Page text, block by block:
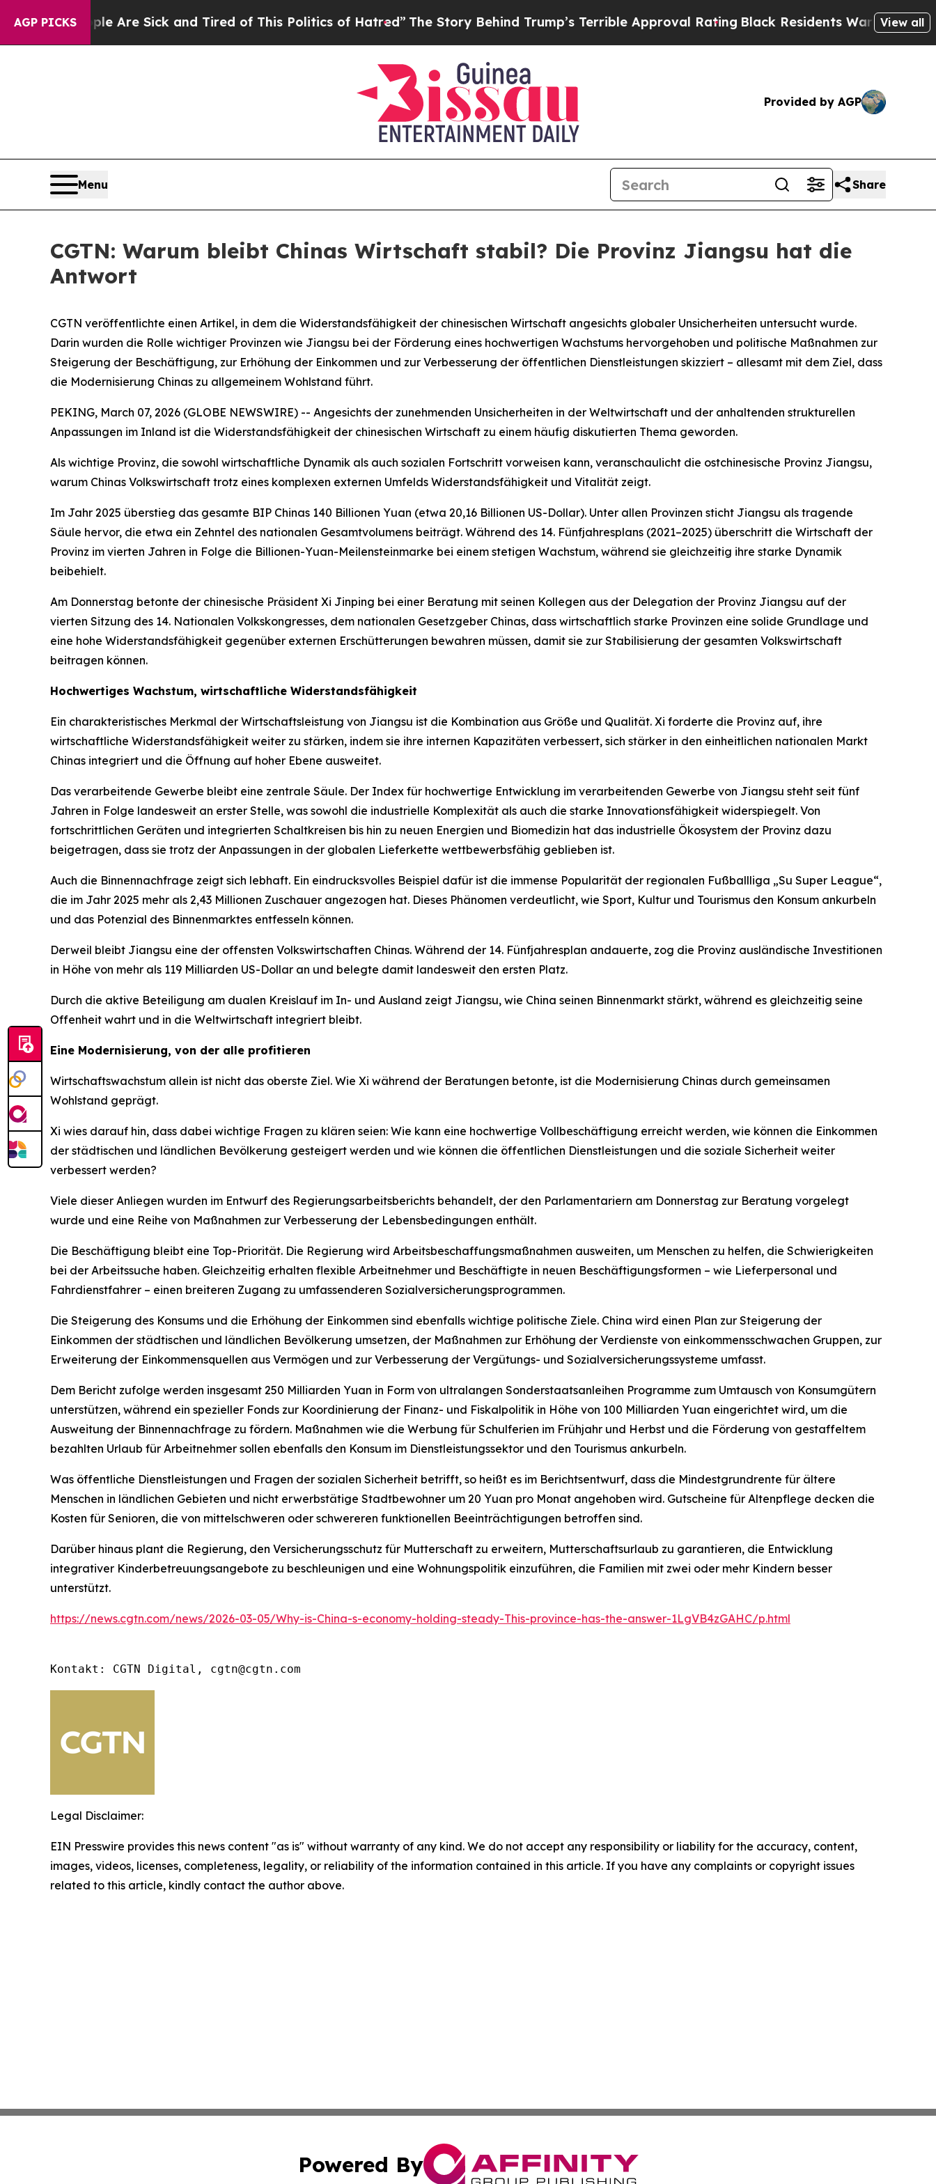
AGP PICKSAre Sick and Tired of This Politics of Hatred”The Story Behind Trump’s Terrible Approval RatingBlack Residents Warned of Abusive
View all
Provided by AGP
Menu Share
CGTN: Warum bleibt Chinas Wirtschaft stabil? Die Provinz Jiangsu hat die
Antwort
CGTN veröffentlichte einen Artikel, in dem die Widerstandsfähigkeit der chinesischen Wirtschaft angesichts globaler Unsicherheiten untersucht wurde.
Darin wurden die Rolle wichtiger Provinzen wie Jiangsu bei der Förderung eines hochwertigen Wachstums hervorgehoben und politische Maßnahmen zur
Steigerung der Beschäftigung, zur Erhöhung der Einkommen und zur Verbesserung der öffentlichen Dienstleistungen skizziert – allesamt mit dem Ziel, dass
die Modernisierung Chinas zu allgemeinem Wohlstand führt.
PEKING, March 07, 2026 (GLOBE NEWSWIRE) -- Angesichts der zunehmenden Unsicherheiten in der Weltwirtschaft und der anhaltenden strukturellen
Anpassungen im Inland ist die Widerstandsfähigkeit der chinesischen Wirtschaft zu einem häufig diskutierten Thema geworden.
Als wichtige Provinz, die sowohl wirtschaftliche Dynamik als auch sozialen Fortschritt vorweisen kann, veranschaulicht die ostchinesische Provinz Jiangsu,
warum Chinas Volkswirtschaft trotz eines komplexen externen Umfelds Widerstandsfähigkeit und Vitalität zeigt.
Im Jahr 2025 überstieg das gesamte BIP Chinas 140 Billionen Yuan (etwa 20,16 Billionen US-Dollar). Unter allen Provinzen sticht Jiangsu als tragende
Säule hervor, die etwa ein Zehntel des nationalen Gesamtvolumens beiträgt. Während des 14. Fünfjahresplans (2021–2025) überschritt die Wirtschaft der
Provinz im vierten Jahren in Folge die Billionen-Yuan-Meilensteinmarke bei einem stetigen Wachstum, während sie gleichzeitig ihre starke Dynamik
beibehielt.
Am Donnerstag betonte der chinesische Präsident Xi Jinping bei einer Beratung mit seinen Kollegen aus der Delegation der Provinz Jiangsu auf der
vierten Sitzung des 14. Nationalen Volkskongresses, dem nationalen Gesetzgeber Chinas, dass wirtschaftlich starke Provinzen eine solide Grundlage und
eine hohe Widerstandsfähigkeit gegenüber externen Erschütterungen bewahren müssen, damit sie zur Stabilisierung der gesamten Volkswirtschaft
beitragen können.
Hochwertiges Wachstum, wirtschaftliche Widerstandsfähigkeit
Ein charakteristisches Merkmal der Wirtschaftsleistung von Jiangsu ist die Kombination aus Größe und Qualität. Xi forderte die Provinz auf, ihre
wirtschaftliche Widerstandsfähigkeit weiter zu stärken, indem sie ihre internen Kapazitäten verbessert, sich stärker in den einheitlichen nationalen Markt
Chinas integriert und die Öffnung auf hoher Ebene ausweitet.
Das verarbeitende Gewerbe bleibt eine zentrale Säule. Der Index für hochwertige Entwicklung im verarbeitenden Gewerbe von Jiangsu steht seit fünf
Jahren in Folge landesweit an erster Stelle, was sowohl die industrielle Komplexität als auch die starke Innovationsfähigkeit widerspiegelt. Von
fortschrittlichen Geräten und integrierten Schaltkreisen bis hin zu neuen Energien und Biomedizin hat das industrielle Ökosystem der Provinz dazu
beigetragen, dass sie trotz der Anpassungen in der globalen Lieferkette wettbewerbsfähig geblieben ist.
Auch die Binnennachfrage zeigt sich lebhaft. Ein eindrucksvolles Beispiel dafür ist die immense Popularität der regionalen Fußballliga „Su Super League“,
die im Jahr 2025 mehr als 2,43 Millionen Zuschauer angezogen hat. Dieses Phänomen verdeutlicht, wie Sport, Kultur und Tourismus den Konsum ankurbeln
und das Potenzial des Binnenmarktes entfesseln können.
Derweil bleibt Jiangsu eine der offensten Volkswirtschaften Chinas. Während der 14. Fünfjahresplan andauerte, zog die Provinz ausländische Investitionen
in Höhe von mehr als 119 Milliarden US-Dollar an und belegte damit landesweit den ersten Platz.
Durch die aktive Beteiligung am dualen Kreislauf im In- und Ausland zeigt Jiangsu, wie China seinen Binnenmarkt stärkt, während es gleichzeitig seine
Offenheit wahrt und in die Weltwirtschaft integriert bleibt.
Eine Modernisierung, von der alle profitieren
Wirtschaftswachstum allein ist nicht das oberste Ziel. Wie Xi während der Beratungen betonte, ist die Modernisierung Chinas durch gemeinsamen
Wohlstand geprägt.
Xi wies darauf hin, dass dabei wichtige Fragen zu klären seien: Wie kann eine hochwertige Vollbeschäftigung erreicht werden, wie können die Einkommen
der städtischen und ländlichen Bevölkerung gesteigert werden und wie können die öffentlichen Dienstleistungen und die soziale Sicherheit weiter
verbessert werden?
Viele dieser Anliegen wurden im Entwurf des Regierungsarbeitsberichts behandelt, der den Parlamentariern am Donnerstag zur Beratung vorgelegt
wurde und eine Reihe von Maßnahmen zur Verbesserung der Lebensbedingungen enthält.
Die Beschäftigung bleibt eine Top-Priorität. Die Regierung wird Arbeitsbeschaffungsmaßnahmen ausweiten, um Menschen zu helfen, die Schwierigkeiten
bei der Arbeitssuche haben. Gleichzeitig erhalten flexible Arbeitnehmer und Beschäftigte in neuen Beschäftigungsformen – wie Lieferpersonal und
Fahrdienstfahrer – einen breiteren Zugang zu umfassenderen Sozialversicherungsprogrammen.
Die Steigerung des Konsums und die Erhöhung der Einkommen sind ebenfalls wichtige politische Ziele. China wird einen Plan zur Steigerung der
Einkommen der städtischen und ländlichen Bevölkerung umsetzen, der Maßnahmen zur Erhöhung der Verdienste von einkommensschwachen Gruppen, zur
Erweiterung der Einkommensquellen aus Vermögen und zur Verbesserung der Vergütungs- und Sozialversicherungssysteme umfasst.
Dem Bericht zufolge werden insgesamt 250 Milliarden Yuan in Form von ultralangen Sonderstaatsanleihen Programme zum Umtausch von Konsumgütern
unterstützen, während ein spezieller Fonds zur Koordinierung der Finanz- und Fiskalpolitik in Höhe von 100 Milliarden Yuan eingerichtet wird, um die
Ausweitung der Binnennachfrage zu fördern. Maßnahmen wie die Werbung für Schulferien im Frühjahr und Herbst und die Förderung von gestaffeltem
bezahlten Urlaub für Arbeitnehmer sollen ebenfalls den Konsum im Dienstleistungssektor und den Tourismus ankurbeln.
Was öffentliche Dienstleistungen und Fragen der sozialen Sicherheit betrifft, so heißt es im Berichtsentwurf, dass die Mindestgrundrente für ältere
Menschen in ländlichen Gebieten und nicht erwerbstätige Stadtbewohner um 20 Yuan pro Monat angehoben wird. Gutscheine für Altenpflege decken die
Kosten für Senioren, die von mittelschweren oder schwereren funktionellen Beeinträchtigungen betroffen sind.
Darüber hinaus plant die Regierung, den Versicherungsschutz für Mutterschaft zu erweitern, Mutterschaftsurlaub zu garantieren, die Entwicklung
integrativer Kinderbetreuungsangebote zu beschleunigen und eine Wohnungspolitik einzuführen, die Familien mit zwei oder mehr Kindern besser
unterstützt.
https://news.cgtn.com/news/2026-03-05/Why-is-China-s-economy-holding-steady-This-province-has-the-answer-1LgVB4zGAHC/p.html
Kontakt: CGTN Digital, cgtn@cgtn.com
Legal Disclaimer:
EIN Presswire provides this news content "as is" without warranty of any kind. We do not accept any responsibility or liability for the accuracy, content,
images, videos, licenses, completeness, legality, or reliability of the information contained in this article. If you have any complaints or copyright issues
related to this article, kindly contact the author above.
Powered By